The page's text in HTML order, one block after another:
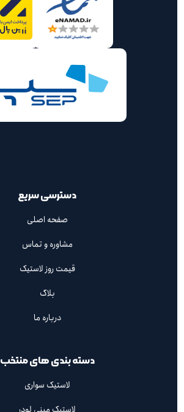
دسترسی سریع
صفحه اصلی
مشاوره و تماس
قیمت روز لاستیک
بلاگ
درباره ما
دسته بندی های منتخب
لاستیک سواری